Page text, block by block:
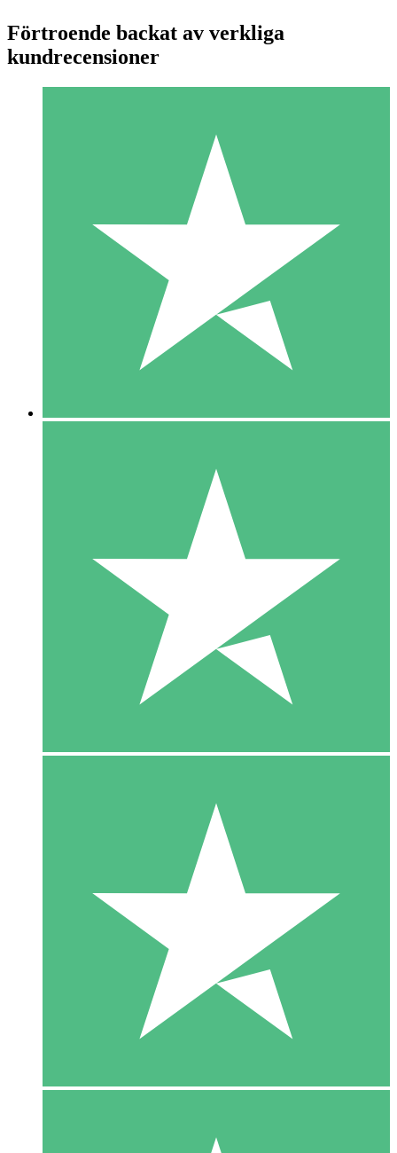
Individuella Kreditpaket
Betala per användning med nedladdningskrediter. Inget
1 Nedladdningar
10 00
10 Nedladdningar
20 00
Förtroende backat av verkliga
kundrecensioner